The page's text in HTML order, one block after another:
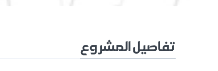
تفاصيل المشروع